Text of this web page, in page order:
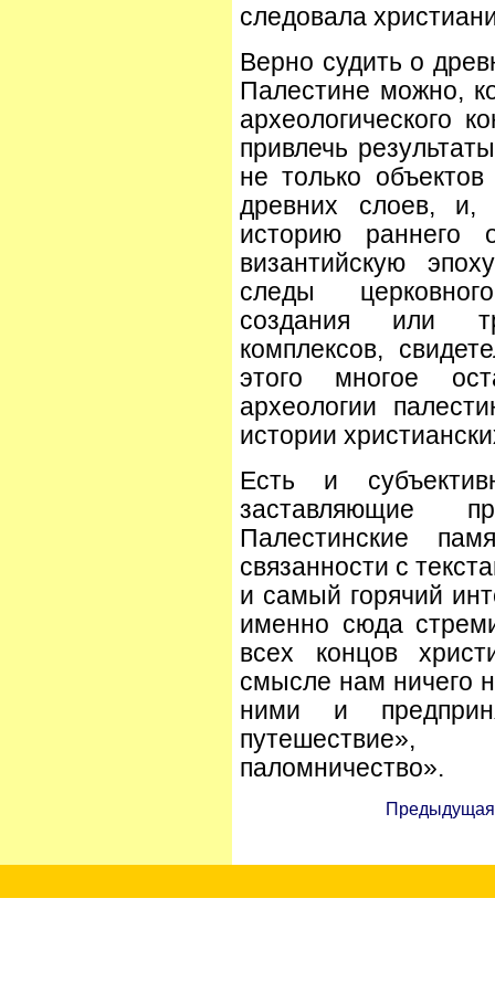
следовала
Верно судить о
Палестине можно,
археологического
привлечь
не только
древних слоев, и,
историю раннего
византийскую
следы
создания или
комплексов,
этого многое
археологии
истории
Есть и
заставляющие
Палестинские
связанности с
и самый горячий
именно сюда
всех концов
смысле нам ничего
ними и
путешествие»,
паломничество».
Предыдущая